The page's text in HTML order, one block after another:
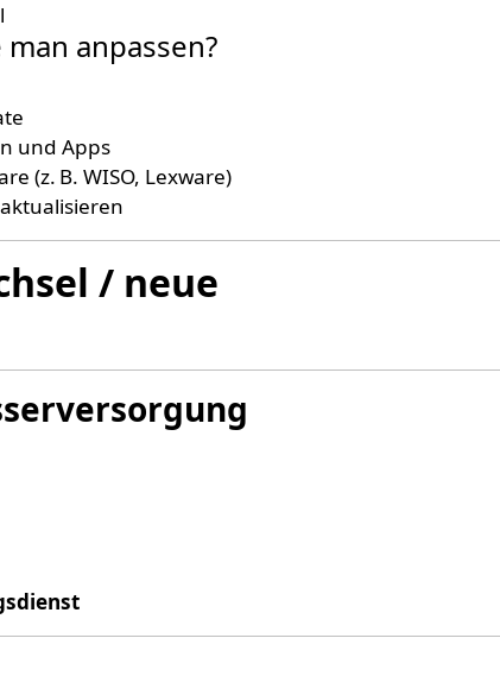
anpassen?
und Apps
(z. B. WISO, Lexware)
/ neue